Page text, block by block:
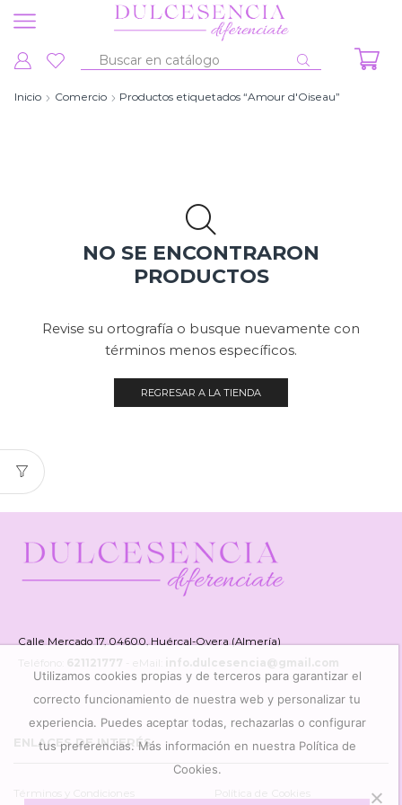
Entrada
búsqueda
Inicio Comercio Productos etiquetados “Amour d'Oiseau”
NO SE ENCONTRARON
PRODUCTOS
Revise su ortografía o busque nuevamente con
términos menos específicos.
REGRESAR A LA TIENDA
Calle Mercado 17, 04600, Huércal-Overa (Almería)
Teléfono: 621121777 info.dulcesencia@gmail.com
ENLACES DE INTERÉS
Términos y Condiciones Política de Cookies
Utilizamos cookies propias y de terceros para garantizar el
correcto funcionamiento de nuestra web y personalizar tu
experiencia. Puedes aceptar todas, rechazarlas o configurar
tus preferencias. Más información en nuestra Política de
Cookies.